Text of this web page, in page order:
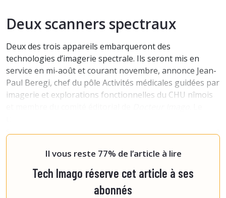
Deux scanners spectraux
Deux des trois appareils embarqueront des
technologies d’imagerie spectrale. Ils seront mis en
service en mi-août et courant novembre, annonce Jean-
Paul Beregi, chef du pôle Activités médicales guidées par
imagerie et explorations fonctionnelles du CHU nîmois
Il vous reste 77% de l’article à lire
Tech Imago réserve cet article à ses
abonnés